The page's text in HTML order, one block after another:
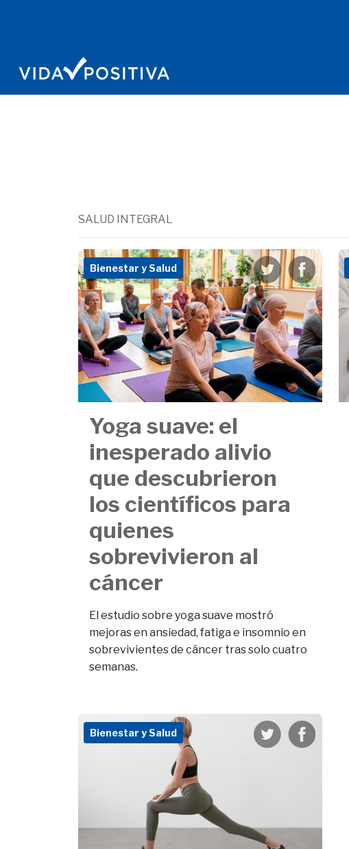
SALUD INTEGRAL
Bienestar y Salud
Yoga suave: el
inesperado alivio
que descubrieron
los científicos para
quienes
sobrevivieron al
cáncer
El estudio sobre yoga suave mostró
mejoras en ansiedad, fatiga e insomnio en
sobrevivientes de cáncer tras solo cuatro
semanas.
Bienestar y Salud